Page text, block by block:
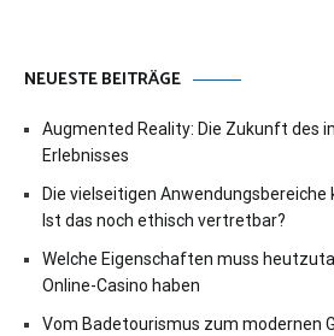
NEUESTE BEITRÄGE
Augmented Reality: Die Zukunft des
Erlebnisses
Die vielseitigen
Ist das noch ethisch vertretbar?
Welche Eigenschaften muss
Online-Casino haben
Vom Badetourismus zum modernen